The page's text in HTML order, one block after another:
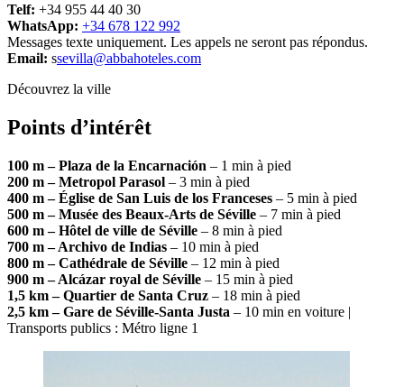
Telf: +34 955 44 40 30
WhatsApp: +34 678 122 992
Messages texte uniquement. Les appels ne seront pas répondus.
Email: ssevilla@abbahoteles.com
Découvrez la ville
Points d’intérêt
100 m – Plaza de la Encarnación – 1 min à pied
200 m – Metropol Parasol – 3 min à pied
400 m – Église de San Luis de los Franceses – 5 min à pied
500 m – Musée des Beaux-Arts de Séville – 7 min à pied
600 m – Hôtel de ville de Séville – 8 min à pied
700 m – Archivo de Indias – 10 min à pied
800 m – Cathédrale de Séville – 12 min à pied
900 m – Alcázar royal de Séville – 15 min à pied
1,5 km – Quartier de Santa Cruz – 18 min à pied
2,5 km – Gare de Séville-Santa Justa – 10 min en voiture |
Transports publics : Métro ligne 1